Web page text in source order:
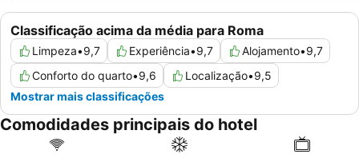
Classificação acima da média para Roma
Limpeza•9,7 Experiência•9,7 Alojamento•9,7
Conforto do quarto•9,6 Localização•9,5
Mostrar mais classificações
Comodidades principais do hotel